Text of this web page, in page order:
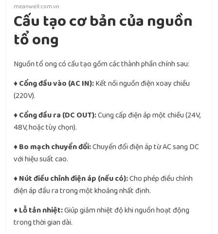
meanwell.com.vn
Cấu tạo cơ bản của nguồn
tổ ong
Nguồn tổ ong có cấu tạo gồm các thành phần chính sau:
♦ Cổng đầu vào (AC IN):Kết nối nguồn điện xoay chiều
(220V).
♦ Cổng đầu ra (DC OUT):Cung cấp điện áp một chiều (24V,
48V, hoặc tùy chọn).
♦ Bo mạch chuyển đổi:Chuyển đổi điện áp từ AC sang DC
với hiệu suất cao.
♦ Nút điều chỉnh điện áp (nếu có):Cho phép điều chỉnh
điện áp đầu ra trong một khoảng nhất định.
♦ Lỗ tản nhiệt:Giúp giảm nhiệt độ khi nguồn hoạt động
trong thời gian dài.